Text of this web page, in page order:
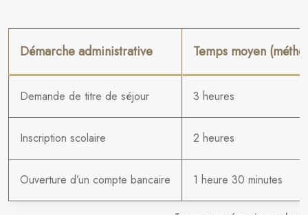
Démarche administrative Temps moyen
Demande de titre de séjour 3 heures
Inscription scolaire 2 heures
Ouverture d’un compte bancaire 1 heure 30 minutes